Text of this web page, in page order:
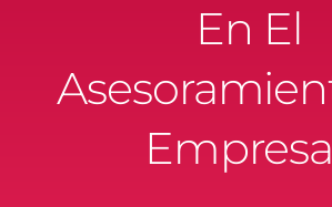
En El